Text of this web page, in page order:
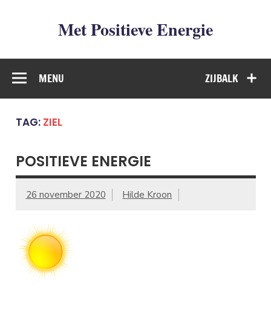
Met Positieve Energie
De weg naar Positief Leven
ZIJBALK
MENU
TAG: ZIEL
POSITIEVE ENERGIE
26 november 2020 Hilde Kroon